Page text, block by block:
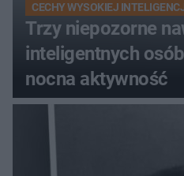
CECHY WYSOKIEJ
Trzy niepozorne
inteligentnych
nocna aktywność